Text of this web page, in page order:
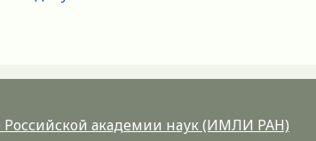
Российской академии наук (ИМЛИ РАН)